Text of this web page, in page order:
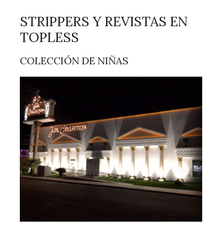
STRIPPERS Y REVISTAS EN
TOPLESS
COLECCIÓN DE NIÑAS